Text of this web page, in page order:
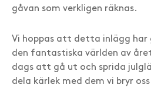
gåvan som verkligen räknas.
Vi hoppas att detta inlägg har
den fantastiska världen av
dags att gå ut och sprida
dela kärlek med dem vi bryr